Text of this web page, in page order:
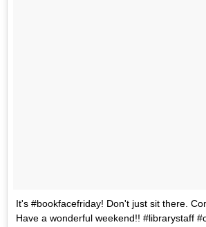
It's #bookfacefriday! Don't just sit there.
Have a wonderful weekend!! #librarystaff